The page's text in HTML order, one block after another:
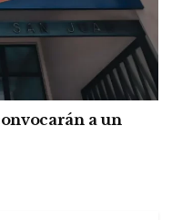
a un